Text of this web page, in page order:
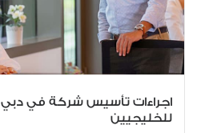
اجراءات تأسيس شركة في دبي
للخليجيين